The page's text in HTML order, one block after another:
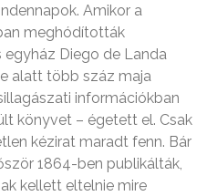
Amikor a
meghódították
egyház Diego de Landa
alatt több száz maja
információkban
könyvet – égetett el. Csak
kézirat maradt fenn. Bár
1864-ben publikálták,
kellett eltelnie mire